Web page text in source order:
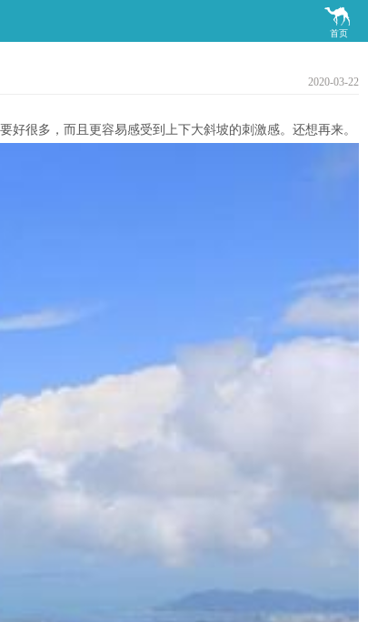

首页
2020-03-22
很多，而且更容易感受到上下大斜坡的刺激感。还想再来。